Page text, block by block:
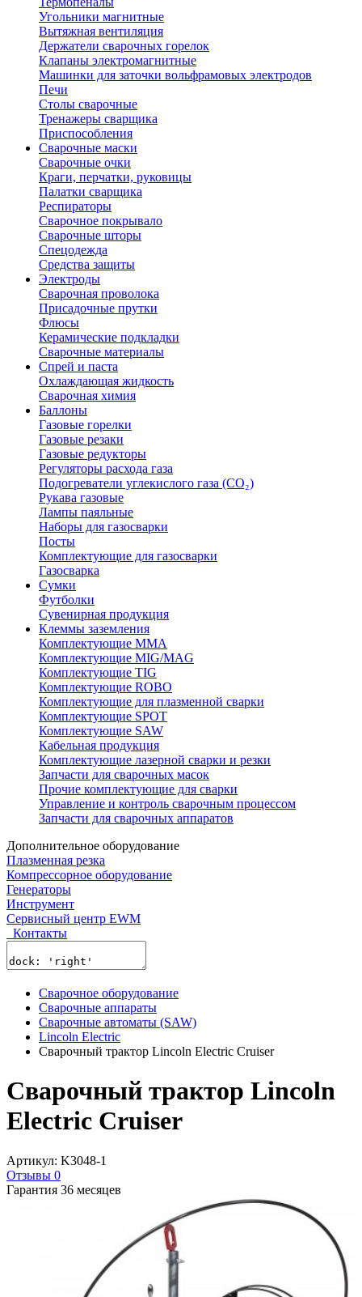
Угольники магнитные
Вытяжная вентиляция
Держатели сварочных горелок
Клапаны электромагнитные
Машинки для заточки вольфрамовых электродов
Печи
Столы сварочные
Тренажеры сварщика
Приспособления
Сварочные маски
Сварочные очки
Краги, перчатки, руковицы
Палатки сварщика
Респираторы
Сварочное покрывало
Сварочные шторы
Спецодежда
Средства защиты
Электроды
Сварочная проволока
Присадочные прутки
Флюсы
Керамические подкладки
Сварочные материалы
Спрей и паста
Охлаждающая жидкость
Сварочная химия
Баллоны
Газовые горелки
Газовые резаки
Газовые редукторы
Регуляторы расхода газа
Подогреватели углекислого газа (CO₂)
Рукава газовые
Лампы паяльные
Наборы для газосварки
Посты
Комплектующие для газосварки
Газосварка
Сумки
Футболки
Сувенирная продукция
Клеммы заземления
Комплектующие ММА
Комплектующие MIG/MAG
Комплектующие TIG
Комплектующие ROBO
Комплектующие для плазменной сварки
Комплектующие SPOT
Комплектующие SAW
Кабельная продукция
Комплектующие лазерной сварки и резки
Запчасти для сварочных масок
Прочие комплектующие для сварки
Управление и контроль сварочным процессом
Запчасти для сварочных аппаратов
Дополнительное оборудование
Плазменная резка
Компрессорное оборудование
Генераторы
Инструмент
Сервисный центр EWM
Контакты
Сварочное оборудование
Сварочные аппараты
Сварочные автоматы (SAW)
Lincoln Electric
Сварочный трактор Lincoln Electric Cruiser
Сварочный трактор Lincoln
Electric Cruiser
Артикул: K3048-1
Отзывы 0
Гарантия 36 месяцев